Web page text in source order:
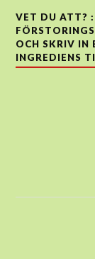
VET DU ATT?
OCH SKRIV IN
INGREDIENS